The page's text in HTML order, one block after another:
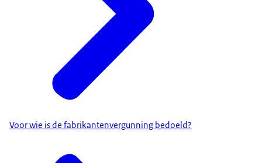
Voor wie is de fabrikantenvergunning bedoeld?